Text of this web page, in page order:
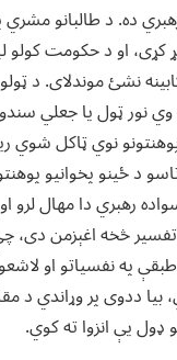
ده. د طالبانو
او د حکومت کولو
نشئ موندلای. د
ټول یا جعلي
نوي ټاکل
د ځینو پخوانیو
رهبري دا مهال لرو
څخه اغېزمن دی،
طبقې په نفسیاتو او
بیا ددوی پر
ډول یې انزوا ته کوي.